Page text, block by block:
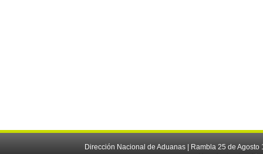
Dirección Nacional de Aduanas | Rambla 25 de